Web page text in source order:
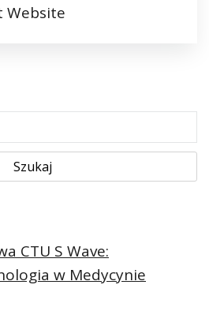
Website
CTU S Wave:
w Medycynie